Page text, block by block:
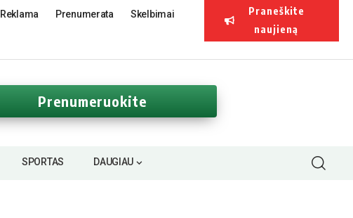
Reklama Prenumerata Skelbimai
Praneškite
naujieną
Prenumeruokite
SPORTAS DAUGIAU